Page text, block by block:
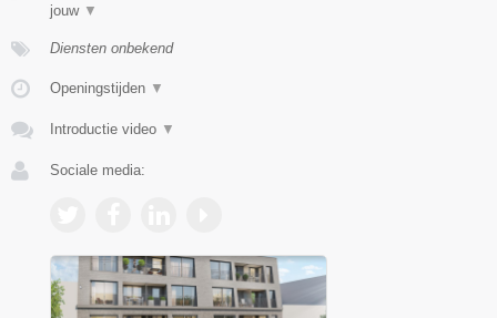
jouw ▼
Diensten onbekend
Openingstijden ▼
Introductie video ▼
Sociale media: